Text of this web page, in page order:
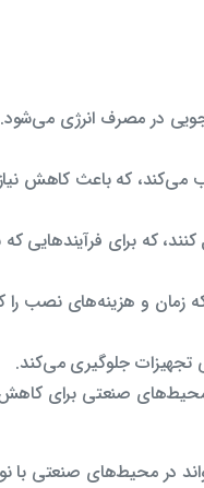
در مصرف انرژی
شدید مناسب می‌کند، که باعث کاهش
که برای فرآیندهایی
که زمان و هزینه‌های نصب
تجهیزات جلوگیری می‌کند.
محیط‌های صنعتی برای کاهش
در محیط‌های صنعتی با نویز